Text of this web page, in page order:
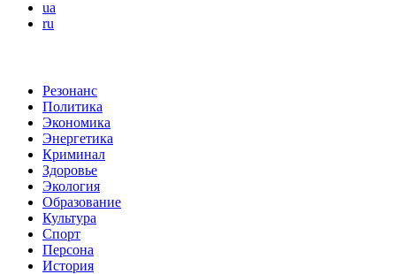
ua
ru
Резонанс
Политика
Экономика
Энергетика
Криминал
Здоровье
Экология
Образование
Культура
Спорт
Персона
История